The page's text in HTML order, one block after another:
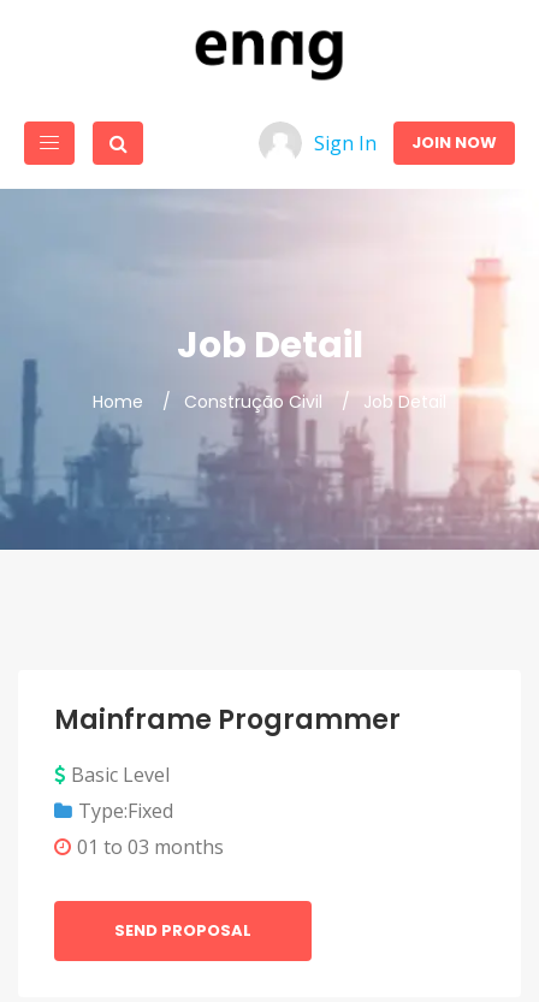
Sign In JOIN NOW
Job Detail
Home Construção Civil Job Detail
Mainframe Programmer
Basic Level
Type:Fixed
01 to 03 months
SEND PROPOSAL